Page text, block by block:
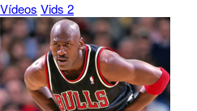
Vídeos Vids 2